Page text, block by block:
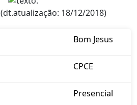
(dt.atualização: 18/12/2018)
Bom Jesus
CPCE
Presencial